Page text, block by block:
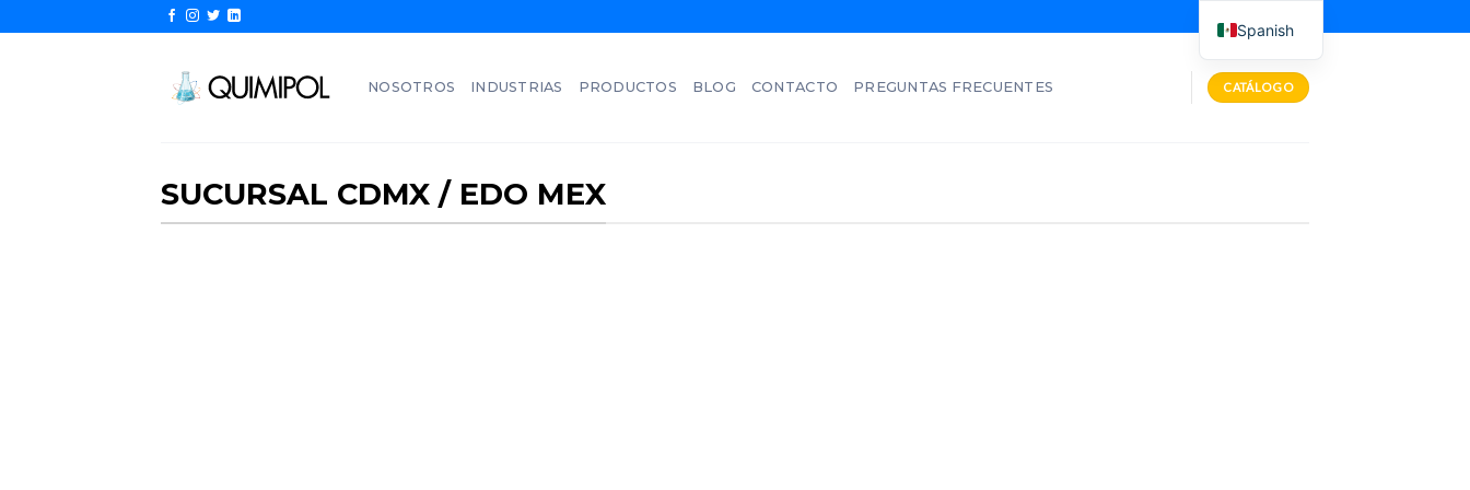
to
NOSOTROS INDUSTRIAS PRODUCTOS BLOG CONTACTO PREGUNTAS FRECUENTES CATÁLOGO
SUCURSAL CDMX / EDO MEX
Spanish